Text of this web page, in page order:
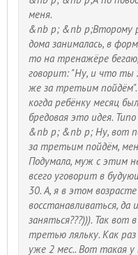
меня.
&nb p; &nb p;Второму
дома занималась, в
то на тренажёре
говорит: "Ну, и что ты
же за третьим
когда ребёнку месяц
бредовая это идея.
&nb p; &nb p; Ну, вот
за третьим пойдём,
Подумала, муж с этим
всего уговорит в
30. А, я в этом
восстанавливаться, да
заняться???))). Так
третью ляльку. Как
уже 2 мес.. Вот такая у